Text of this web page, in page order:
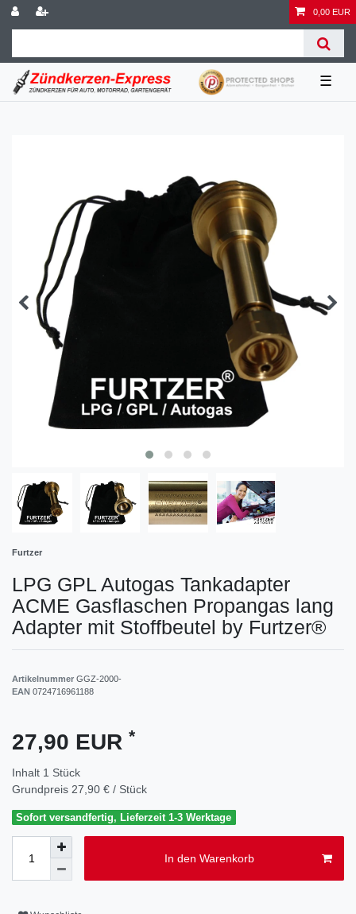
0,00 EUR
☰
Furtzer
LPG GPL Autogas Tankadapter
ACME Gasflaschen Propangas lang
Adapter mit Stoffbeutel by Furtzer®
Artikelnummer GGZ-2000-
EAN 0724716961188
27,90 EUR *
Inhalt 1 Stück
Grundpreis 27,90 € / Stück
Sofort versandfertig, Lieferzeit 1-3 Werktage
In den Warenkorb